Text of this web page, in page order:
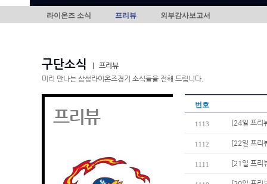
라이온즈 소식 프리뷰 외부감사보고서
구단소식
프리뷰
미리 만나는 삼성라이온즈경기 소식들을 전해 드립니다.
프리뷰
번호
1113 [24일 프리
1112 [22일 프리
1111 [21일 프리